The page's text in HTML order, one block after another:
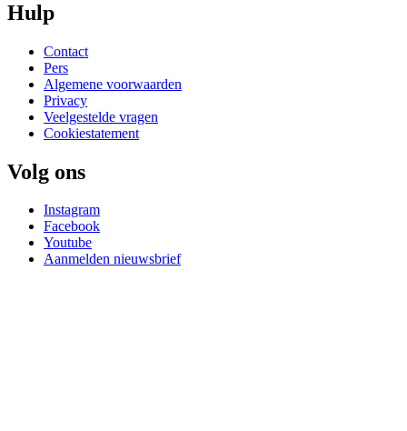
Hulp
Contact
Pers
Algemene voorwaarden
Privacy
Veelgestelde vragen
Cookiestatement
Volg ons
Instagram
Facebook
Youtube
Aanmelden nieuwsbrief